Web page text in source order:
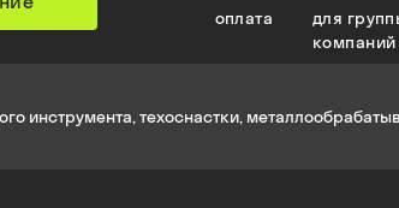
для
компаний
оплата
инструмента, техоснастки,